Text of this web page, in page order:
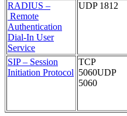
RADIUS –
Remote
Authentication
Dial-In User
Service
UDP 1812
SIP – Session
Initiation Protocol
TCP
5060UDP
5060